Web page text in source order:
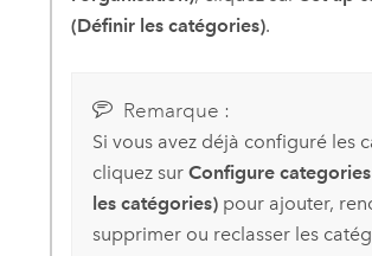
(Définir les catégories).
Remarque :
Si vous avez déjà configuré les
cliquez sur Configure
les catégories)pour ajouter,
supprimer ou reclasser les